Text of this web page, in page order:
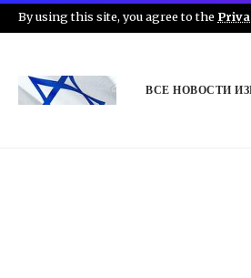
By using this site, you agree to the
ВСЕ НОВОСТИ